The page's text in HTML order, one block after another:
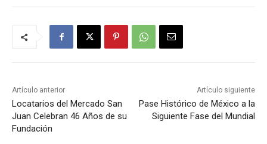
Artículo anterior
Locatarios del Mercado San
Juan Celebran 46 Años de su
Fundación
Artículo siguiente
Pase Histórico de México a la
Siguiente Fase del Mundial